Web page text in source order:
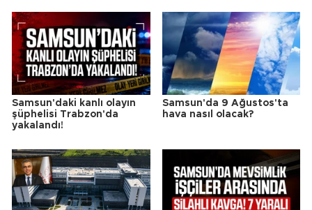
Samsun'daki kanlı olayın
şüphelisi Trabzon'da
yakalandı!
Samsun'da 9 Ağustos'ta
hava nasıl olacak?